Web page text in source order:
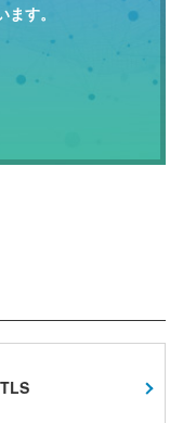
す。